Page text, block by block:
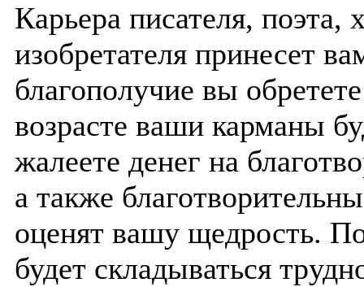
Карьера писателя,
изобретателя принесет
благополучие вы
возрасте ваши карманы
жалеете денег на
а также
оценят вашу щедрость.
будет складываться